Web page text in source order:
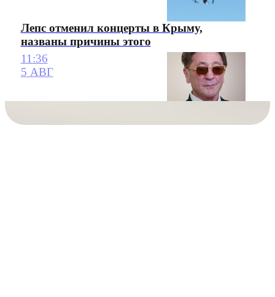
Лепс отменил концерты в Крыму,
названы причины этого
11:36
5 АВГ